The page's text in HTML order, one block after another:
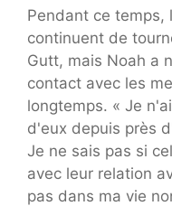
Pendant ce temps,
continuent de
Gutt, mais Noah a
contact avec les
longtemps. « Je
d'eux depuis près
Je ne sais pas si
avec leur relation
pas dans ma vie